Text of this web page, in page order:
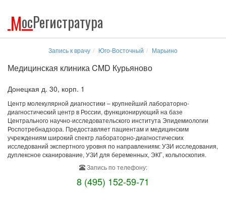
МосРегистратура
Запись к врачу Юго-Восточный Марьино
Медицинская клиника CMD Курьяново
Донецкая д. 30, корп. 1
Центр молекулярной диагностики – крупнейший лабораторно-
диагностический центр в России, функционирующий на базе
Центрального научно-исследовательского института Эпидемиологии
Роспотребнадзора. Предоставляет пациентам и медицинским
учреждениям широкий спектр лабораторно-диагностических
исследований экспертного уровня по направлениям: УЗИ исследования,
дуплексное сканирование, УЗИ для беременных, ЭКГ, кольпоскопия.
Запись по телефону:
8 (495) 152-59-71